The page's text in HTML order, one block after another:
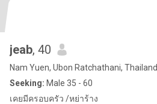
jeab, 40
Nam Yuen, Ubon Ratchathani, Thailand
Seeking: Male 35 - 60
เคยมีครอบครัว /หย่าร้าง